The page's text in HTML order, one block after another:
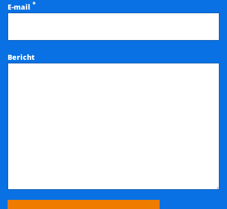
E-mail *
Bericht